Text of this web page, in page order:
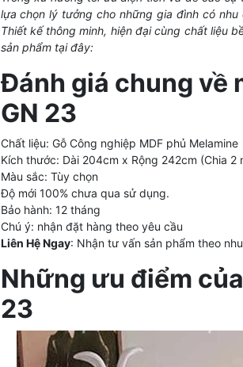
lựa chọn lý tưởng cho những gia đình có
Thiết kế thông minh, hiện đại cùng chất liệu
sản phẩm tại đây:
Đánh giá chung về
GN 23
Chất liệu: Gỗ Công nghiệp MDF phủ Melamine
Kích thước: Dài 204cm x Rộng 242cm (Chia 2
Màu sắc: Tùy chọn
Độ mới 100% chưa qua sử dụng.
Bảo hành: 12 tháng
Chú ý: nhận đặt hàng theo yêu cầu
Liên Hệ Ngay: Nhận tư vấn sản phẩm theo
Những ưu điểm
23